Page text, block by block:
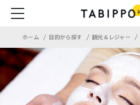
ホーム 目的から探す 観光＆レジャー